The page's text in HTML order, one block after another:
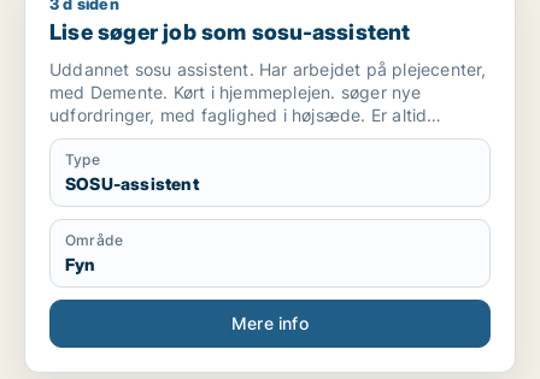
Lise søger job som sosu-assistent
Lise søger job som sosu-assistent
Uddannet sosu assistent. Har arbejdet på plejecenter,
med Demente. Kørt i hjemmeplejen. søger nye
udfordringer, med faglighed i højsæde. Er altid
punktlig og i godt humør. Er et roligt og tålmodigt
menneske.
Type
SOSU-assistent
Område
Fyn
Mere info